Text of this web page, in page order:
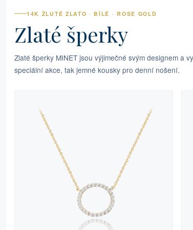
14K ŽLUTÉ ZLATO · BÍLÉ · ROSE GOLD
Zlaté šperky
Zlaté šperky MINET jsou výjimečné svým designem a
speciální akce, tak jemné kousky pro denní nošení.